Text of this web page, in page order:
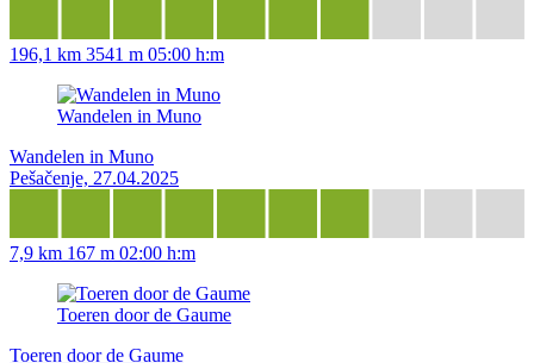
196,1 km 3541 m 05:00 h:m
Wandelen in Muno
Wandelen in Muno
Pešačenje, 27.04.2025
7,9 km 167 m 02:00 h:m
Toeren door de Gaume
Toeren door de Gaume